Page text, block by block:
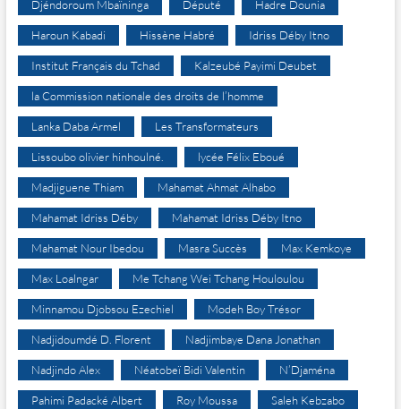
Djéndoroum Mbaïninga Député Hadre Dounia
Haroun Kabadi Hissène Habré Idriss Déby Itno
Institut Français du Tchad Kalzeubé Payimi Deubet
la Commission nationale des droits de l’homme
Lanka Daba Armel Les Transformateurs
Lissoubo olivier hinhoulné. lycée Félix Eboué
Madjiguene Thiam Mahamat Ahmat Alhabo
Mahamat Idriss Déby Mahamat Idriss Déby Itno
Mahamat Nour Ibedou Masra Succès Max Kemkoye
Max Loalngar Me Tchang Wei Tchang Houloulou
Minnamou Djobsou Ezechiel Modeh Boy Trésor
Nadjidoumdé D. Florent Nadjimbaye Dana Jonathan
Nadjindo Alex Néatobeï Bidi Valentin N’Djaména
Pahimi Padacké Albert Roy Moussa Saleh Kebzabo